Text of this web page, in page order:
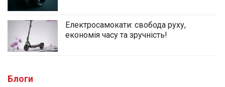
Електросамокати: свобода руху,
економія часу та зручність!
Блоги